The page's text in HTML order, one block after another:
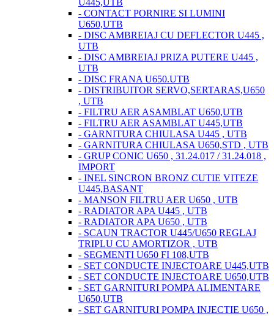
U445,UTB
- CONTACT PORNIRE SI LUMINI
U650,UTB
- DISC AMBREIAJ CU DEFLECTOR U445 ,
UTB
- DISC AMBREIAJ PRIZA PUTERE U445 ,
UTB
- DISC FRANA U650.UTB
- DISTRIBUITOR SERVO,SERTARAS,U650
, UTB
- FILTRU AER ASAMBLAT U650,UTB
- FILTRU AER ASAMBLAT U445,UTB
- GARNITURA CHIULASA U445 , UTB
- GARNITURA CHIULASA U650,STD , UTB
- GRUP CONIC U650 , 31.24.017 / 31.24.018 ,
IMPORT
- INEL SINCRON BRONZ CUTIE VITEZE
U445,BASANT
- MANSON FILTRU AER U650 , UTB
- RADIATOR APA U445 , UTB
- RADIATOR APA U650 , UTB
- SCAUN TRACTOR U445/U650 REGLAJ
TRIPLU CU AMORTIZOR , UTB
- SEGMENTI U650 FI 108,UTB
- SET CONDUCTE INJECTOARE U445,UTB
- SET CONDUCTE INJECTOARE U650,UTB
- SET GARNITURI POMPA ALIMENTARE
U650,UTB
- SET GARNITURI POMPA INJECTIE U650 ,